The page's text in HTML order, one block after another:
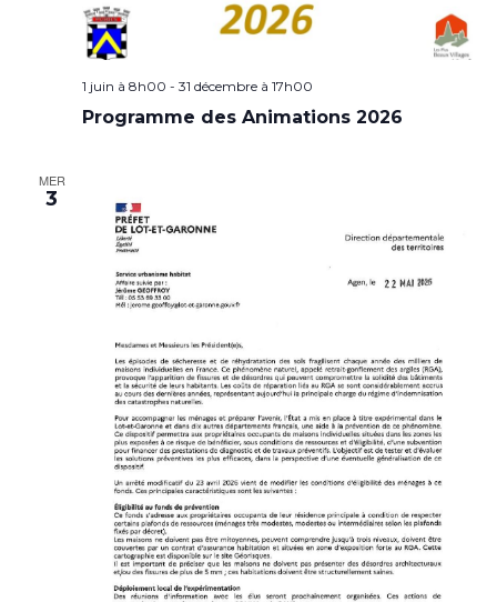
1 juin à 8h00 - 31 décembre à 17h00
Programme des Animations 2026
MER
3